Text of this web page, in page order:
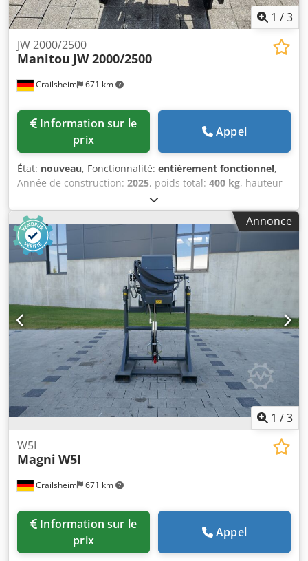
1 /3
Crailsheim 671 km
JW 2000/2500
Manitou JW 2000/2500
prix
Appel
État: nouveau, Fonctionnalité: entièrement fonctionnel,
Année de construction: 2025, poids total: 400 kg, hauteur
, longueur totale:
820 mm, capacité de charge:2 000 kg, Mât en treillis avec
treuil Fabricant : Manitou Modèle : JW 2000/2500 Chjdpfjya
Ixtsx Ahrea Année de fabrication : 2025 Hauteur (mm) : 950
Longueur (mm) : 2 600 Capacité de charge (kg) : 2 000 Poids
(kg) : 400 Largeur (mm) : 820
Annonce
1 /3
Crailsheim 671 km
W5I
Magni W5I
prix
Appel